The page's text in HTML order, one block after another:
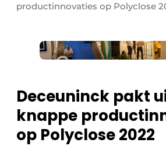
productinnovaties op Polyclose
Deceuninck pakt
knappe
op Polyclose 2022